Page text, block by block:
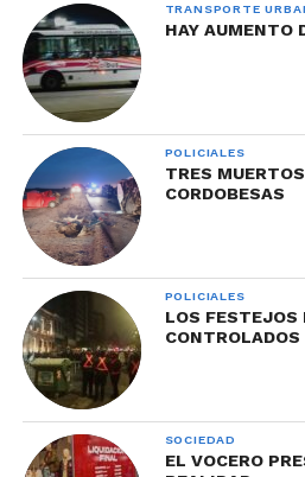
TRANSPORTE
HAY AUMENTO
POLICIALES
TRES
CORDOBESAS
POLICIALES
LOS FESTEJOS
CONTROLADOS
SOCIEDAD
EL VOCERO